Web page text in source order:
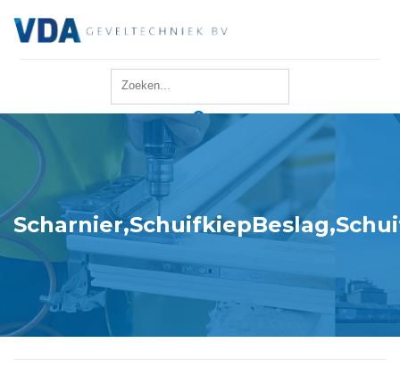
Reparatie
Onderhoud
Merken
Producten
Offerte